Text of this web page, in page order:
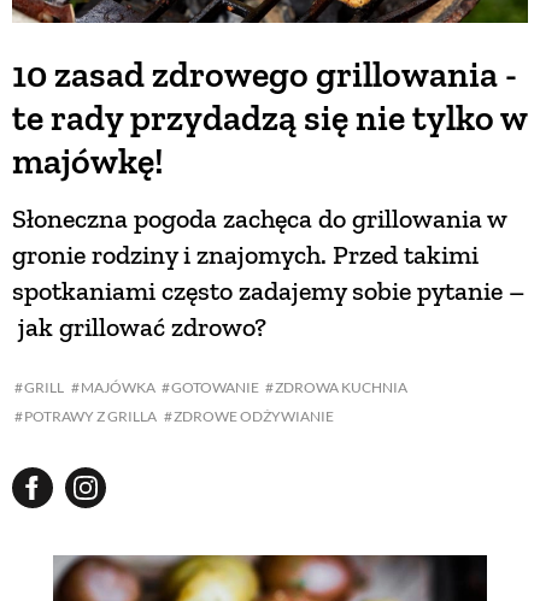
10 zasad zdrowego grillowania -
te rady przydadzą się nie tylko w
majówkę!
GRILL MAJÓWKA GOTOWANIE
ZDROWA KUCHNIA
POTRAWY Z GRILLA
ZDROWE ODŻYWIANIE
Słoneczna pogoda zachęca do grillowania w
gronie rodziny i znajomych. Przed takimi
spotkaniami często zadajemy sobie pytanie –
jak grillować zdrowo?